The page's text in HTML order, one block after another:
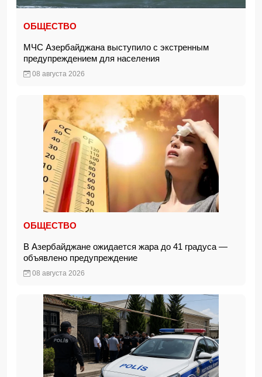
ОБЩЕСТВО
МЧС Азербайджана выступило с экстренным
предупреждением для населения
08 августа 2026
ОБЩЕСТВО
В Азербайджане ожидается жара до 41 градуса —
объявлено предупреждение
08 августа 2026